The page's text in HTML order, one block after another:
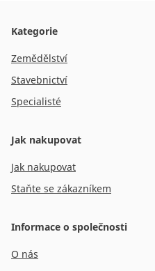
Kategorie
Zemědělství
Stavebnictví
Specialisté
Jak nakupovat
Jak nakupovat
Staňte se zákazníkem
Informace o společnosti
O nás